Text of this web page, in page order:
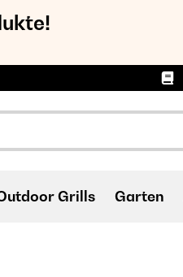
Grills Garten